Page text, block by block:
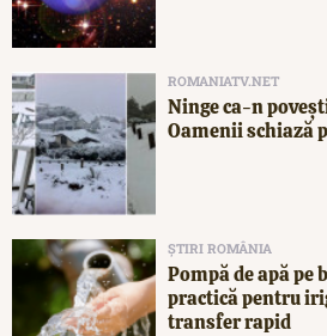
ROMANIATV.NET
Ninge ca-n
Oamenii schiază
ȘTIRI ROMÂNIA
Pompă de apă pe
practică pentru
transfer rapid